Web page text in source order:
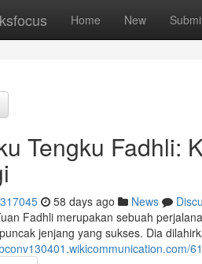
Home New
Tengku Fadhli:
58 days ago News
Fadhli merupakan sebuah
jenjang yang sukses. Dia